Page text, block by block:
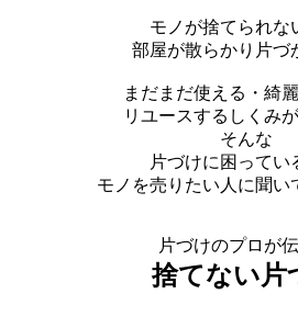
モノが捨てられな
部屋が散らかり片づ
まだまだ使える・綺
リユースするしくみ
そんな
片づけに困ってい
モノを売りたい人に聞い
片づけのプロが
捨てない片